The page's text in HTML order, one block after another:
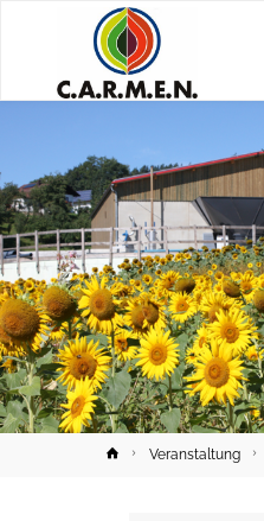
HomeVeranstaltung